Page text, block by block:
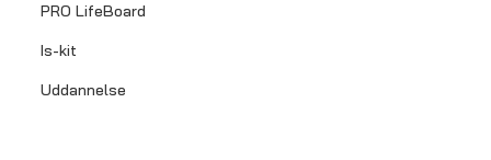
PRO LifeBoard
Is-kit
Uddannelse